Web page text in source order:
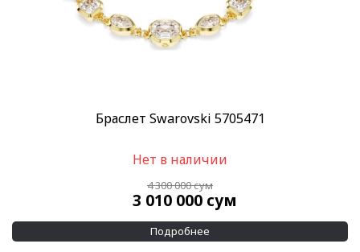
Браслет Swarovski 5705471
Нет в наличии
4 300 000сум
3 010 000 сум
Подробнее